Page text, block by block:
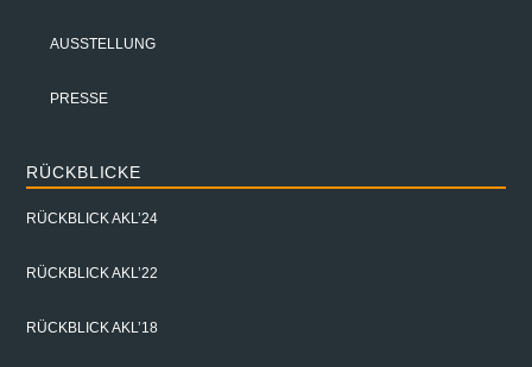
AUSSTELLUNG
PRESSE
RÜCKBLICKE
RÜCKBLICK AKL’24
RÜCKBLICK AKL’22
RÜCKBLICK AKL’18